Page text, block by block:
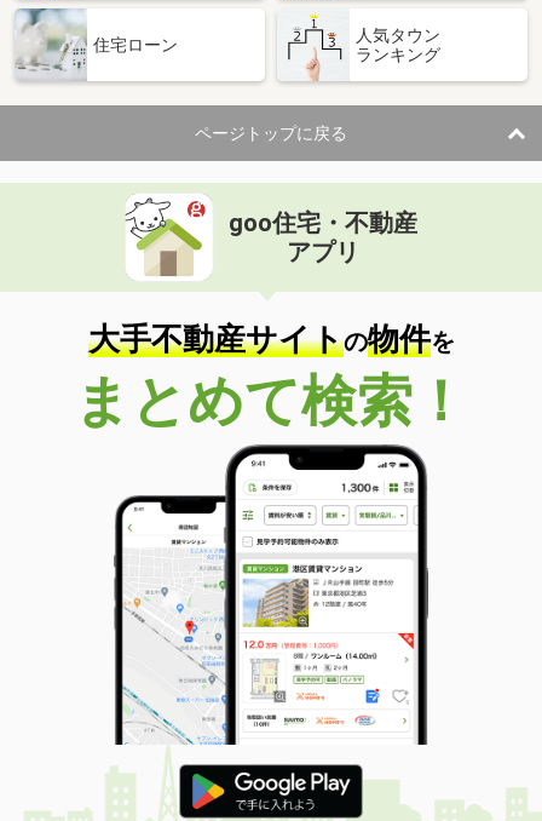
住宅ローン
人気タウン
ランキング
ページトップに戻る
goo住宅・不動産
アプリ
大手不動産サイトの物件を
まとめて検索！